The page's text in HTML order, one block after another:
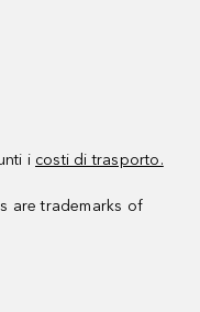
i costi di trasporto.
are trademarks of